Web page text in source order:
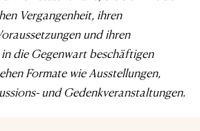
Vergangenheit, ihren
und ihren
die Gegenwart beschäftigen
Formate wie Ausstellungen,
und Gedenkveranstaltungen.
(1908 – 2005)